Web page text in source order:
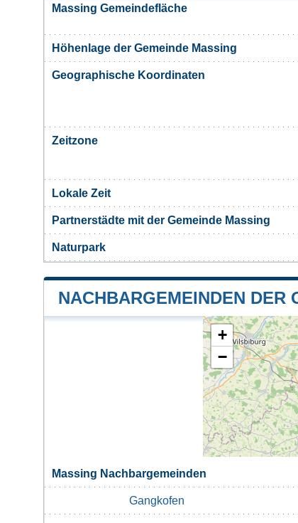
Massing Gemeindefläche
Höhenlage der Gemeinde Massing
Geographische Koordinaten
Zeitzone
Lokale Zeit
Partnerstädte mit der Gemeinde Massing
Naturpark
NACHBARGEMEINDEN DER
+
−
Massing Nachbargemeinden
Gangkofen